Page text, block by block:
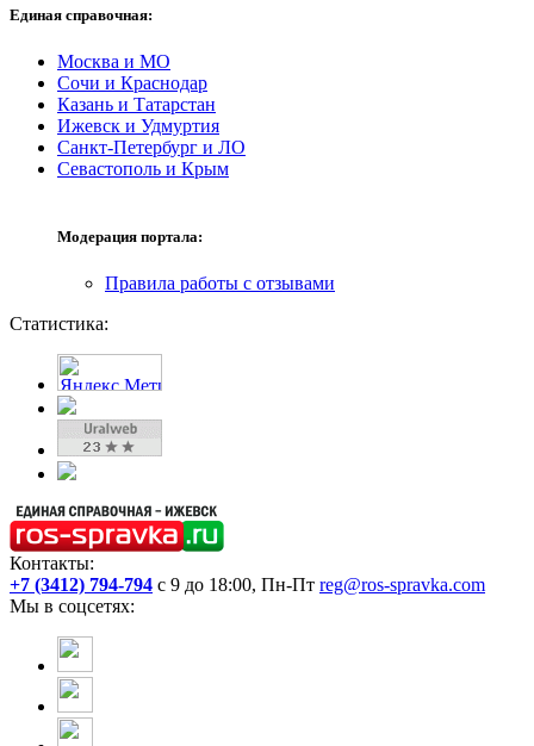
Единая справочная:
Москва и МО
Сочи и Краснодар
Казань и Татарстан
Ижевск и Удмуртия
Санкт-Петербург и ЛО
Севастополь и Крым
Модерация портала:
Правила работы с отзывами
Статистика:
Контакты:
+7 (3412) 794-794 с 9 до 18:00, Пн-Пт reg@ros-spravka.com
Мы в соцсетях: